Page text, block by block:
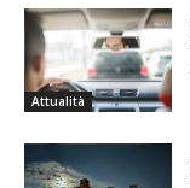
Attualità